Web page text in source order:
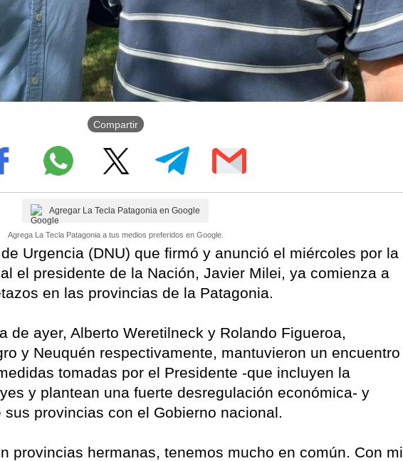
Compartir
Agregar La Tecla Patagonia en Google
Agrega La Tecla Patagonia a tus medios preferidos en Google.
Urgencia (DNU) que firmó y anunció el miércoles por la
el presidente de la Nación, Javier Milei, ya comienza a
en las provincias de la Patagonia.
de ayer, Alberto Weretilneck y Rolando Figueroa,
y Neuquén respectivamente, mantuvieron un encuentro
tomadas por el Presidente -que incluyen la
y plantean una fuerte desregulación económica- y
provincias con el Gobierno nacional.
provincias hermanas, tenemos mucho en común. Con mi